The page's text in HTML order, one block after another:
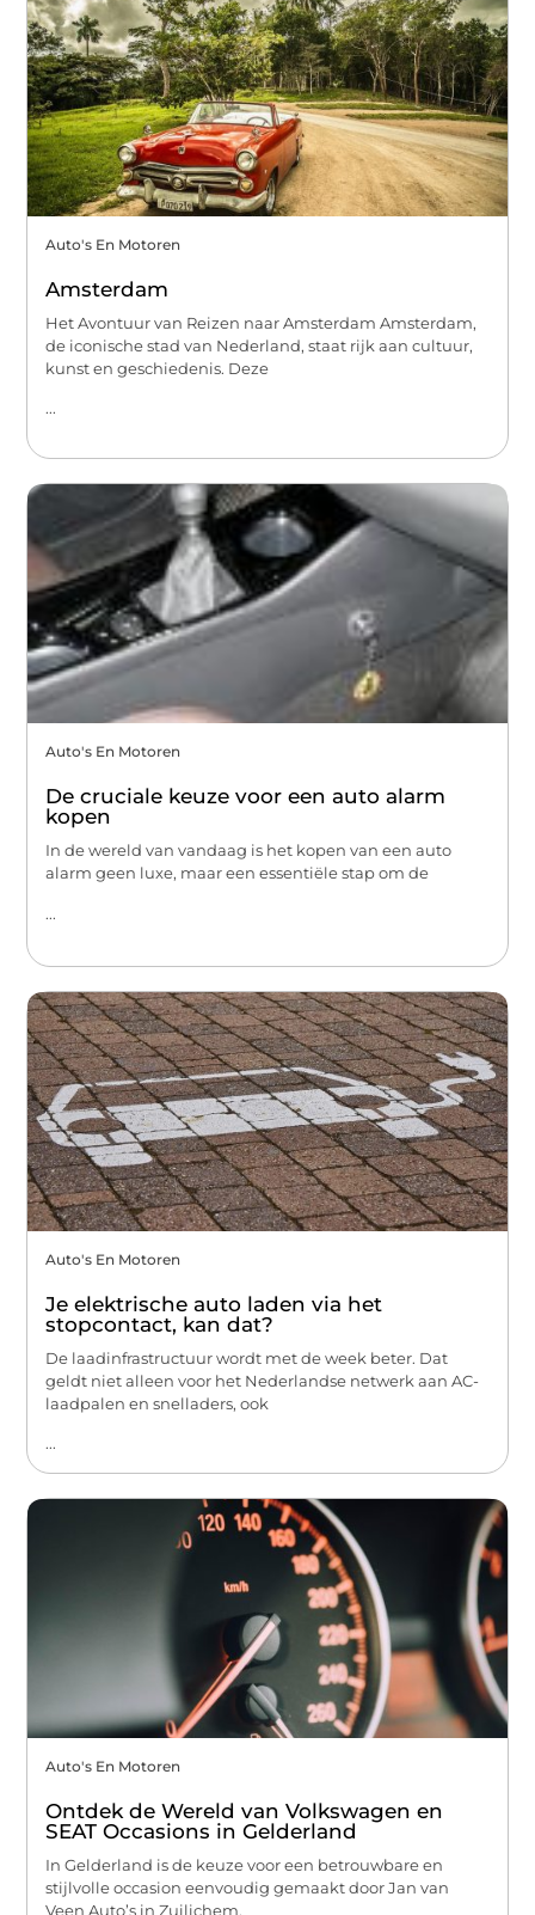
Auto's En Motoren
Amsterdam
Het Avontuur van Reizen naar Amsterdam Amsterdam,
de iconische stad van Nederland, staat rijk aan cultuur,
kunst en geschiedenis. Deze
...
Auto's En Motoren
De cruciale keuze voor een auto alarm
kopen
In de wereld van vandaag is het kopen van een auto
alarm geen luxe, maar een essentiële stap om de
...
Auto's En Motoren
Je elektrische auto laden via het
stopcontact, kan dat?
De laadinfrastructuur wordt met de week beter. Dat
geldt niet alleen voor het Nederlandse netwerk aan AC-
laadpalen en snelladers, ook
...
Auto's En Motoren
Ontdek de Wereld van Volkswagen en
SEAT Occasions in Gelderland
In Gelderland is de keuze voor een betrouwbare en
stijlvolle occasion eenvoudig gemaakt door Jan van
Veen Auto’s in Zuilichem,